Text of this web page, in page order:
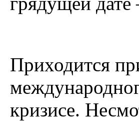
Приходится
кризисе.